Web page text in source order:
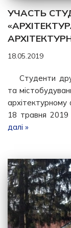
УЧАСТЬ
18.05.2019
Студенти
та
архітектурному
18 травня
далі »